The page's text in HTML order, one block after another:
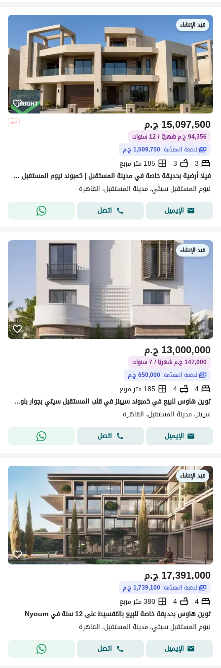
قيد الإنشاء
ج.م15,097,500
94,356 ج.م شهريًا / 12 سنوات
الدفعة المقدّمة: 1,509,750 ج.م
3
3
185 متر مربع
فيلا أرضية بحديقة خاصة في مدينة المستقبل | كمبوند نيوم المستقبل سيتي
نيوم المستقبل سيتي، مدينة المستقبل، القاهرة
الإيميل
اتصل
قيد الإنشاء
ج.م13,000,000
147,000 ج.م شهريًا / 7 سنوات
الدفعة المقدّمة: 650,000 ج.م
4
4
185 متر مربع
توين هاوس للبيع في كمبوند سيينز في قلب المستقبل سيتي بجوار بلوم فيلدز بمقدم 5% واقساط علي اطول فتره سداد | Scenes
سيينز، مدينة المستقبل، القاهرة
الإيميل
اتصل
قيد الإنشاء
ج.م17,391,000
الدفعة المقدّمة: 1,739,100 ج.م
4
4
380 متر مربع
توين هاوس بحديقة خاصة للبيع بالتقسيط على 12 سنة في Nyoum
نيوم المستقبل سيتي، مدينة المستقبل، القاهرة
الإيميل
اتصل